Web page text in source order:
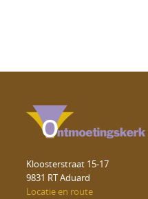
Kloosterstraat 15-17
9831 RT Aduard
Locatie en route